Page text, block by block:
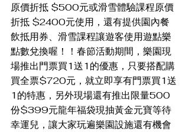
原價折抵 $500元或滑雪體驗課程原價
折抵 $2400元使用，還有提供園內餐
飲抵用券、滑雪課程讓遊客使用遊點樂
點數兌換喔！！春節活動期間，樂園現
場推出門票買1送1的優惠，只要搭配購
買全票$720元，就立即享有門票買1送
1的特惠，另外現場還有推出限量500
份$399元龍年福袋現抽黃金元寶等待
幸運兒，讓大家玩遍樂園設施還有機會